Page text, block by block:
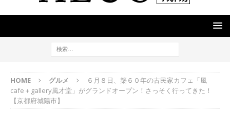
HOME グルメ
６月８日、築６０年の古民家カフェ「風
cafe＋gallery風才堂」がグランドオープン！さっそく行ってきた！
【京都府城陽市】